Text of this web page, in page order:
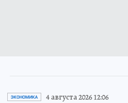
ЭКОНОМИКА 4 августа 2026 12:06